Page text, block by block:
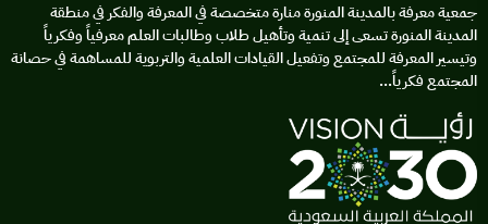
جمعية معرفة بالمدينة المنورة منارة متخصصة في المعرفة والفكر في منطقة
المدينة المنورة تسعى إلى تنمية وتأهيل طلاب وطالبات العلم معرفياً وفكرياً
وتيسير المعرفة للمجتمع وتفعيل القيادات العلمية والتربوية للمساهمة في حصانة
المجتمع فكرياً...